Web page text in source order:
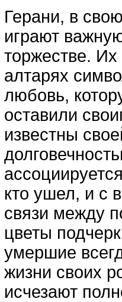
Герани, в
играют
торжестве. Их
алтарях
любовь,
оставили
известны
кто ушел, и с
связи между
цветы
умершие
жизни своих
исчезают